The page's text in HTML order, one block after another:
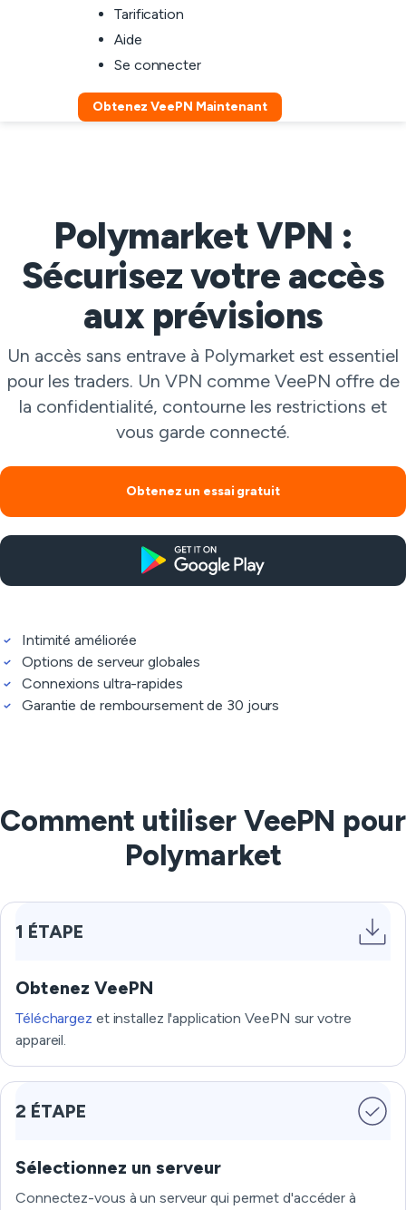
Tarification
Aide
Se connecter
Obtenez VeePN Maintenant
Polymarket VPN :
Sécurisez votre accès
aux prévisions
Un accès sans entrave à Polymarket est essentiel
pour les traders. Un VPN comme VeePN offre de
la confidentialité, contourne les restrictions et
vous garde connecté.
Obtenez un essai gratuit
Intimité améliorée
Options de serveur globales
Connexions ultra-rapides
Garantie de remboursement de 30 jours
Comment utiliser VeePN pour
Polymarket
1 ÉTAPE
Obtenez VeePN
Téléchargez et installez l'application VeePN sur votre
appareil.
2 ÉTAPE
Sélectionnez un serveur
Connectez-vous à un serveur qui permet d'accéder à